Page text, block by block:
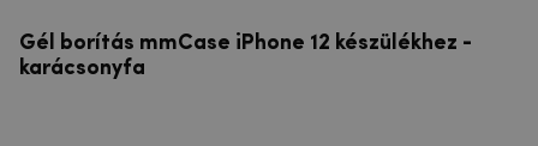
Gél borítás mmCase iPhone 12 készülékhez -
karácsonyfa